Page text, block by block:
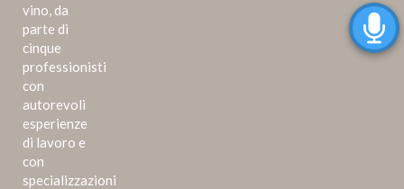
vino, da
parte di
cinque
professionisti
con
autorevoli
esperienze
di lavoro e
con
specializzazioni